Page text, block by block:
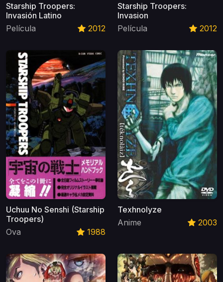
Starship Troopers:
Invasión Latino
Película
2012
Starship Troopers:
Invasion
Película
2012
Uchuu No Senshi (Starship
Troopers)
Ova
1988
Texhnolyze
Anime
2003